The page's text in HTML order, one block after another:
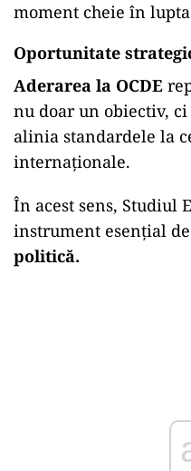
moment cheie în
Oportunitate
Aderarea la OCDE
nu doar un obiectiv,
alinia standardele la
internaționale.
În acest sens, Studiul
instrument esențial de
politică.